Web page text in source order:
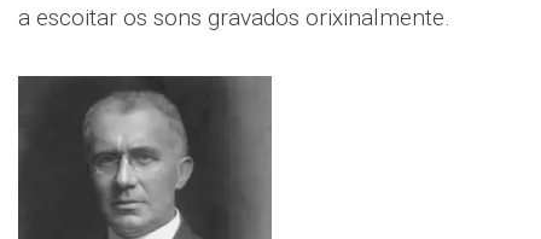
a escoitar os sons gravados orixinalmente.